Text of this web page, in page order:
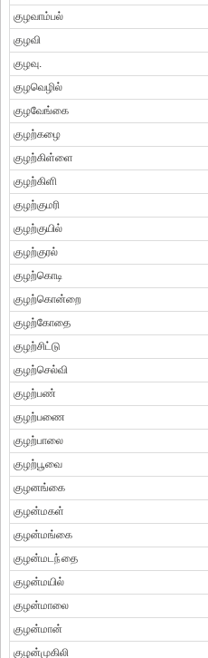
குழவாம்பல்
குழவி
குழவு.
குழவெழில்
குழவேங்கை
குழற்கழை
குழற்கிள்ளை
குழற்கிளி
குழற்குமரி
குழற்குயில்
குழற்குரல்
குழற்கொடி
குழற்கொன்றை
குழற்கோதை
குழற்சிட்டு
குழற்செல்வி
குழற்பண்
குழற்பணை
குழற்பாலை
குழற்பூவை
குழனங்கை
குழன்மகள்
குழன்மங்கை
குழன்மடந்தை
குழன்மயில்
குழன்மாலை
குழன்மான்
குழன்முகிலி